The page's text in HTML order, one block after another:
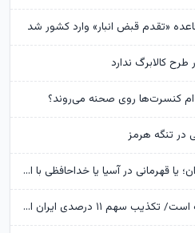
کالابرگ ندارد
کنسرت‌ها روی صحنه می‌روند؟
در تنگه هرمز
آخرین فرصت برای والیبال ایران؛ یا قهرمانی در آسیا یا خداحافظی با المپیک
عراقچی: توافق با عمان نزدیک است/ تکذیب سهم ۱۱ درصدی ایران از خزر